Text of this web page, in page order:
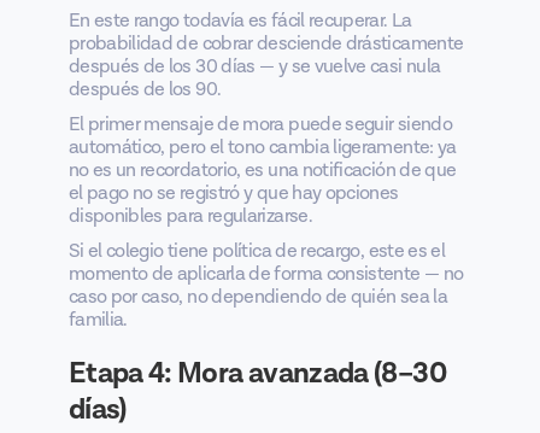
En este rango todavía es fácil recuperar. La
probabilidad de cobrar desciende drásticamente
después de los 30 días — y se vuelve casi nula
después de los 90.
El primer mensaje de mora puede seguir siendo
automático, pero el tono cambia ligeramente: ya
no es un recordatorio, es una notificación de que
el pago no se registró y que hay opciones
disponibles para regularizarse.
Si el colegio tiene política de recargo, este es el
momento de aplicarla de forma consistente — no
caso por caso, no dependiendo de quién sea la
familia.
Etapa 4: Mora avanzada (8–30
días)